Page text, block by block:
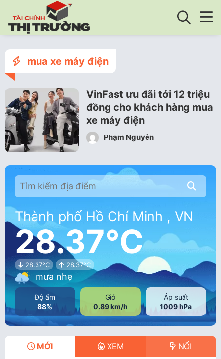
mua xe máy điện
VinFast ưu đãi tới 12 triệu
đồng cho khách hàng mua
xe máy điện
Phạm Nguyễn
Thành phố Hồ Chí Minh , VN
28.37°C
28.37°C 28.37°C
mưa nhẹ
Độ ẩm
88%
Gió
0.89 km/h
Áp suất
1009 hPa
MỚI XEM NỔI